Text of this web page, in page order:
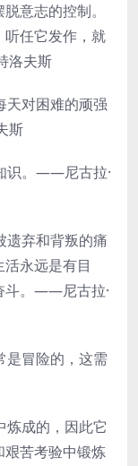
意志的控制。
任它发作，就
洛夫斯
对困难的顽强
斯
识。——尼古拉·
弃和背叛的痛
永远是有目
斗。——尼古拉·
冒险的，这需
成的，因此它
苦考验中锻炼